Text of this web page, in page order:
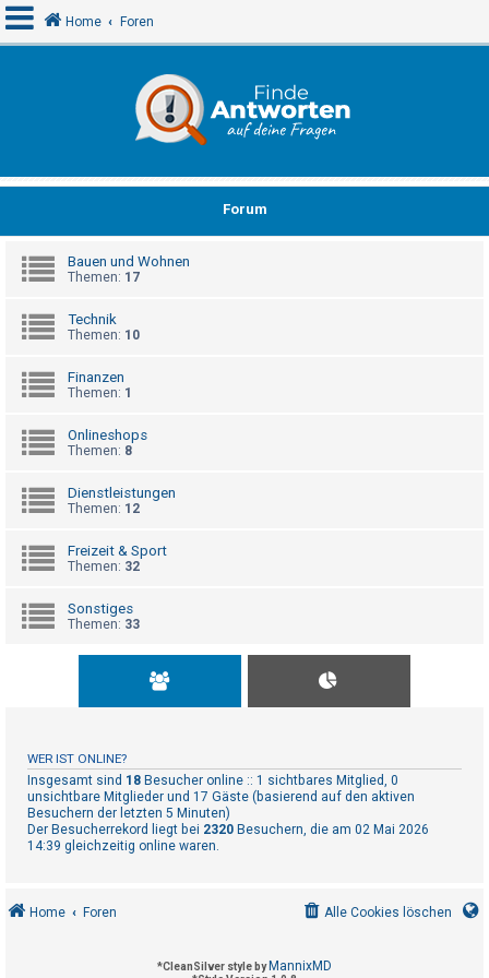
e
e
R
e
g
i
t
i
r
e
n
b
e
a
w
Home Foren
Forum
Bauen und Wohnen
Themen: 17
Technik
Themen: 10
Finanzen
Themen: 1
Onlineshops
Themen: 8
Dienstleistungen
Themen: 12
Freizeit & Sport
Themen: 32
Sonstiges
Themen: 33
WER IST ONLINE?
Insgesamt sind 18 Besucher online :: 1 sichtbares Mitglied, 0
unsichtbare Mitglieder und 17 Gäste (basierend auf den aktiven
Besuchern der letzten 5 Minuten)
Der Besucherrekord liegt bei 2320 Besuchern, die am 02 Mai 2026
14:39 gleichzeitig online waren.
Home Foren Alle Cookies löschen
*CleanSilver style by MannixMD